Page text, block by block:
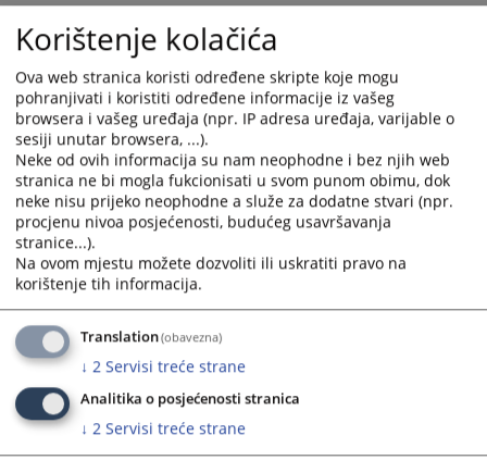
29.11.2022.
Prikazana vijest je na
Prateći dokumenti
Izvještaj o provedenom postupku javne nabavke 8515-8-
1-9-22
335PREGLEDA
Korištenje kolačića
Ova web stranica koristi određene skripte koje mogu
pohranjivati i koristiti određene informacije iz vašeg
browsera i vašeg uređaja (npr. IP adresa uređaja, varijable o
sesiji unutar browsera, ...).
Neke od ovih informacija su nam neophodne i bez njih web
stranica ne bi mogla fukcionisati u svom punom obimu, dok
neke nisu prijeko neophodne a služe za dodatne stvari (npr.
procjenu nivoa posjećenosti, budućeg usavršavanja
stranice...).
Na ovom mjestu možete dozvoliti ili uskratiti pravo na
korištenje tih informacija.
Translation(obavezna)
↓ 2 Servisi treće strane
Analitika o posjećenosti stranica
↓ 2 Servisi treće strane